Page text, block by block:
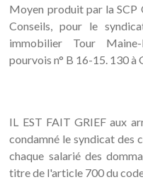
Moyen produit par la SCP
Conseils, pour le
immobilier Tour Maine-
pourvois n° B 16-15. 130 à
IL EST FAIT GRIEF aux
condamné le syndicat des
chaque salarié des
titre de l'article 700 du